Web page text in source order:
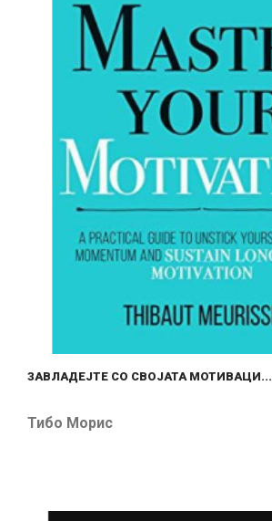
ЗАВЛАДЕЈТЕ СО СВОЈАТА МОТИВАЦИ...
Тибо Морис